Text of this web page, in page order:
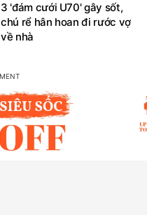
3 'đám cưới U70' gây sốt,
chú rể hân hoan đi rước vợ
về nhà